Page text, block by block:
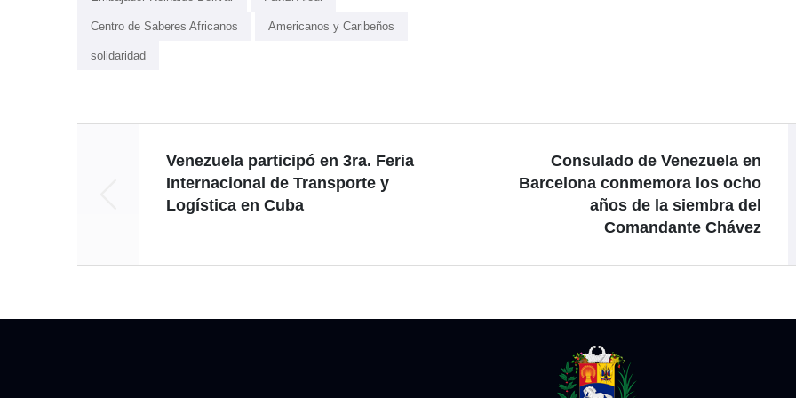
Centro de Saberes Africanos Americanos y Caribeños
solidaridad
Venezuela participó en 3ra. Feria
Internacional de Transporte y
Logística en Cuba
Consulado de Venezuela en
Barcelona conmemora los ocho
años de la siembra del
Comandante Chávez